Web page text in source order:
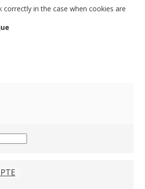
in the case when cookies are